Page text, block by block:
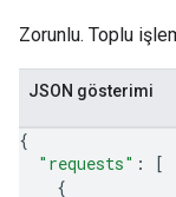
Zorunlu. Toplu
JSON gösterimi
{
"requests" :
[
{